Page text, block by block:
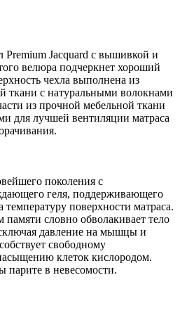
Jacquard с вышивкой и
велюра подчеркнет хороший
чехла выполнена из
ткани с натуральными волокнами
из прочной мебельной ткани
для лучшей вентиляции матраса
поколения с
геля, поддерживающего
поверхности матраса.
словно обволакивает тело
давление на мышцы и
свободному
клеток кислородом.
в невесомости.